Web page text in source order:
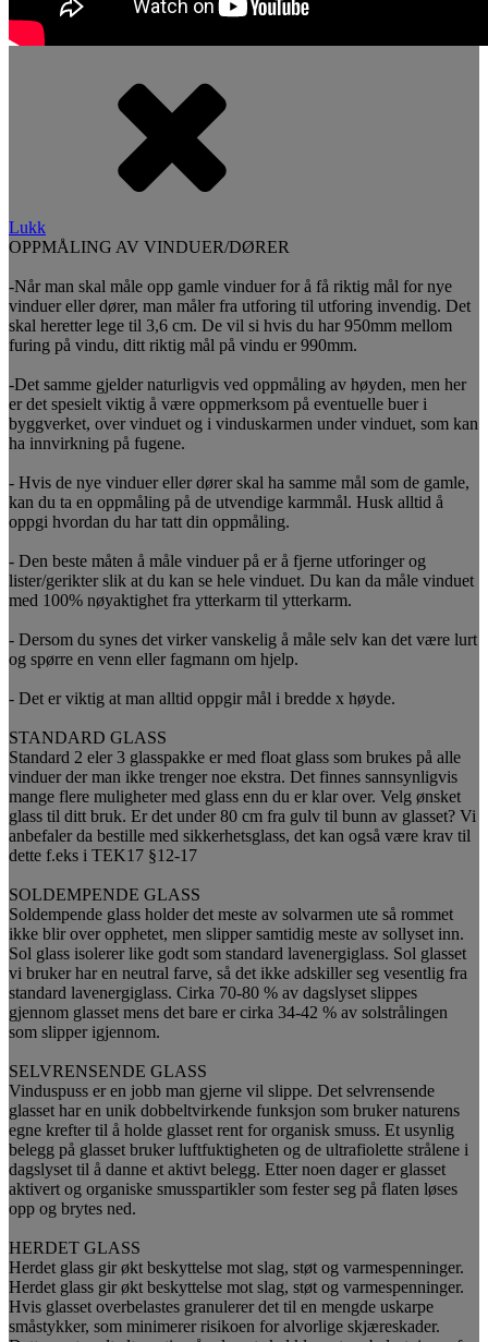
Lukk
OPPMÅLING AV VINDUER/DØRER
-Når man skal måle opp gamle vinduer for å få riktig mål for nye
vinduer eller dører, man måler fra utforing til utforing invendig. Det
skal heretter lege til 3,6 cm. De vil si hvis du har 950mm mellom
furing på vindu, ditt riktig mål på vindu er 990mm.
-Det samme gjelder naturligvis ved oppmåling av høyden, men her
er det spesielt viktig å være oppmerksom på eventuelle buer i
byggverket, over vinduet og i vinduskarmen under vinduet, som kan
ha innvirkning på fugene.
- Hvis de nye vinduer eller dører skal ha samme mål som de gamle,
kan du ta en oppmåling på de utvendige karmmål. Husk alltid å
oppgi hvordan du har tatt din oppmåling.
- Den beste måten å måle vinduer på er å fjerne utforinger og
lister/gerikter slik at du kan se hele vinduet. Du kan da måle vinduet
med 100% nøyaktighet fra ytterkarm til ytterkarm.
- Dersom du synes det virker vanskelig å måle selv kan det være lurt
og spørre en venn eller fagmann om hjelp.
- Det er viktig at man alltid oppgir mål i bredde x høyde.
STANDARD GLASS
Standard 2 eler 3 glasspakke er med float glass som brukes på alle
vinduer der man ikke trenger noe ekstra. Det finnes sannsynligvis
mange flere muligheter med glass enn du er klar over. Velg ønsket
glass til ditt bruk. Er det under 80 cm fra gulv til bunn av glasset? Vi
anbefaler da bestille med sikkerhetsglass, det kan også være krav til
dette f.eks i TEK17 §12-17
SOLDEMPENDE GLASS
Soldempende glass holder det meste av solvarmen ute så rommet
ikke blir over opphetet, men slipper samtidig meste av sollyset inn.
Sol glass isolerer like godt som standard lavenergiglass. Sol glasset
vi bruker har en neutral farve, så det ikke adskiller seg vesentlig fra
standard lavenergiglass. Cirka 70-80 % av dagslyset slippes
gjennom glasset mens det bare er cirka 34-42 % av solstrålingen
som slipper igjennom.
SELVRENSENDE GLASS
Vinduspuss er en jobb man gjerne vil slippe. Det selvrensende
glasset har en unik dobbeltvirkende funksjon som bruker naturens
egne krefter til å holde glasset rent for organisk smuss. Et usynlig
belegg på glasset bruker luftfuktigheten og de ultrafiolette strålene i
dagslyset til å danne et aktivt belegg. Etter noen dager er glasset
aktivert og organiske smusspartikler som fester seg på flaten løses
opp og brytes ned.
HERDET GLASS
Herdet glass gir økt beskyttelse mot slag, støt og varmespenninger.
Herdet glass gir økt beskyttelse mot slag, støt og varmespenninger.
Hvis glasset overbelastes granulerer det til en mengde uskarpe
småstykker, som minimerer risikoen for alvorlige skjæreskader.